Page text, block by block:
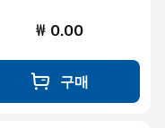
₩ 0.00
구매